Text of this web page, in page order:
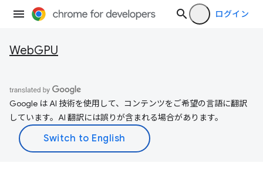
ログイン
WebGPU
Google は AI 技術を使用して、コンテンツをご希望の言語に翻訳
しています。AI 翻訳には誤りが含まれる場合があります。